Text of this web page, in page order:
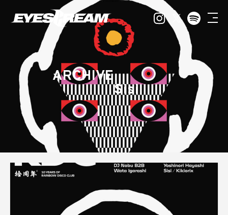
ARCHIVE
Sisi